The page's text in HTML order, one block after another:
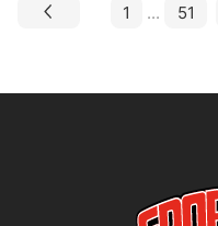
1 ... 51